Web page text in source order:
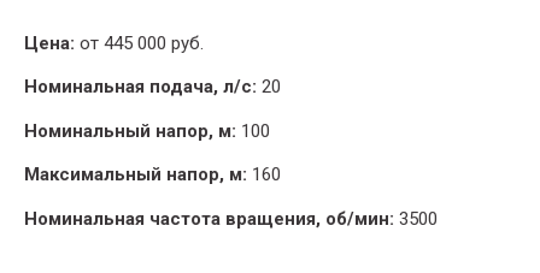
Цена: от 445 000 руб.
Номинальная подача, л/с: 20
Номинальный напор, м: 100
Максимальный напор, м: 160
Номинальная частота вращения, об/мин: 3500